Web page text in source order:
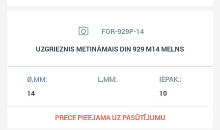
FOR-929P-14
UZGRIEZNIS METINĀMAIS DIN 929 M14 MELNS
14 10
PRECE PIEEJAMA UZ PASŪTĪJUMU